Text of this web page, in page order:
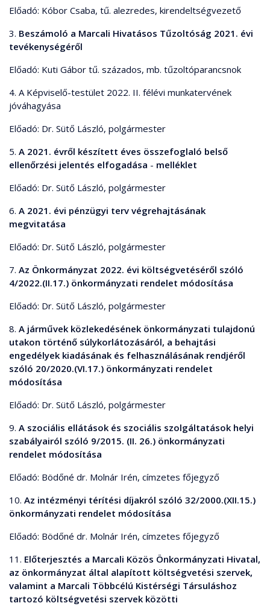
Előadó: Kóbor Csaba, tű. alezredes, kirendeltségvezető
3. Beszámoló a Marcali Hivatásos Tűzoltóság 2021. évi
tevékenységéről
Előadó: Kuti Gábor tű. százados, mb. tűzoltóparancsnok
4. A Képviselő-testület 2022. II. félévi munkatervének
jóváhagyása
Előadó: Dr. Sütő László, polgármester
5. A 2021. évről készített éves összefoglaló belső
ellenőrzési jelentés elfogadása - melléklet
Előadó: Dr. Sütő László, polgármester
6. A 2021. évi pénzügyi terv végrehajtásának
megvitatása
Előadó: Dr. Sütő László, polgármester
7. Az Önkormányzat 2022. évi költségvetéséről szóló
4/2022.(II.17.) önkormányzati rendelet módosítása
Előadó: Dr. Sütő László, polgármester
8. A járművek közlekedésének önkormányzati tulajdonú
utakon történő súlykorlátozásáról, a behajtási
engedélyek kiadásának és felhasználásának rendjéről
szóló 20/2020.(VI.17.) önkormányzati rendelet
módosítása
Előadó: Dr. Sütő László, polgármester
9. A szociális ellátások és szociális szolgáltatások helyi
szabályairól szóló 9/2015. (II. 26.) önkormányzati
rendelet módosítása
Előadó: Bödőné dr. Molnár Irén, címzetes főjegyző
10. Az intézményi térítési díjakról szóló 32/2000.(XII.15.)
önkormányzati rendelet módosítása
Előadó: Bödőné dr. Molnár Irén, címzetes főjegyző
11. Előterjesztés a Marcali Közös Önkormányzati Hivatal,
az önkormányzat által alapított költségvetési szervek,
valamint a Marcali Többcélú Kistérségi Társuláshoz
tartozó költségvetési szervek közötti